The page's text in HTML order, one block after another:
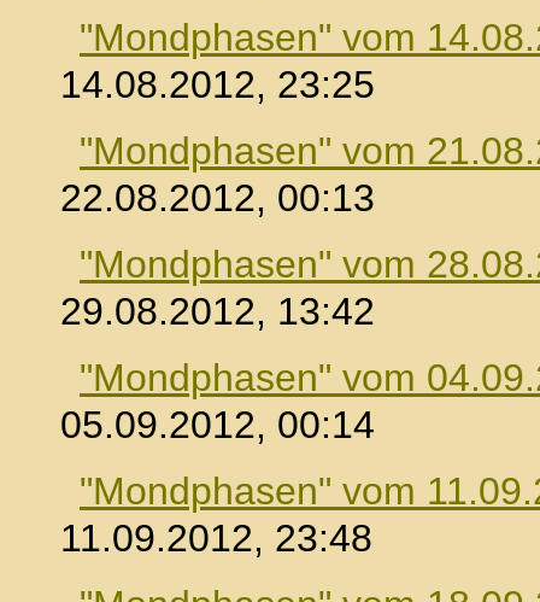
"Mondphasen" vom
14.08.2012, 23:25
"Mondphasen" vom
22.08.2012, 00:13
"Mondphasen" vom
29.08.2012, 13:42
"Mondphasen" vom
05.09.2012, 00:14
"Mondphasen" vom
11.09.2012, 23:48